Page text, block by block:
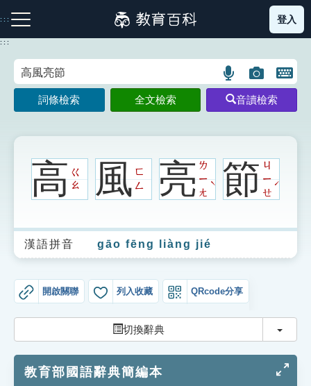
到
主
:::
注音索引圖示 筆畫索引圖示 部首索引表圖示
生字詞彙表
成語故事
索引選單
單字索引
登入
:::
語
言
搜
示
圖
片
搜
示
開
鍵
圖
詞條檢索 全文檢索 音讀檢索
高ㄍ
ㄠ
風ㄈ
ㄥ
亮ㄌ
ㄧ
ㄤ
ˋ 節ㄐ
ㄧ
ㄝ
ˊ
漢語拼音 gāo fēng liàng jié
開啟關聯 列入收藏 QRcode分享
切換辭典 切換
教育部國語辭典簡編本